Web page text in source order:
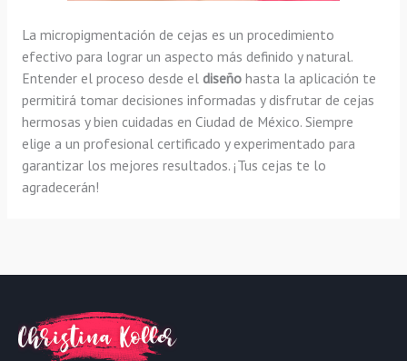
La micropigmentación de cejas es un procedimiento
efectivo para lograr un aspecto más definido y natural.
Entender el proceso desde el diseño hasta la aplicación te
permitirá tomar decisiones informadas y disfrutar de cejas
hermosas y bien cuidadas en Ciudad de México. Siempre
elige a un profesional certificado y experimentado para
garantizar los mejores resultados. ¡Tus cejas te lo
agradecerán!